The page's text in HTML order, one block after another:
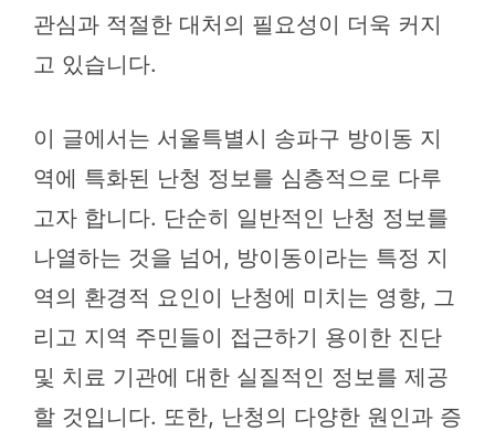
관심과 적절한 대처의 필요성이 더욱 커지
고 있습니다.
이 글에서는 서울특별시 송파구 방이동 지
역에 특화된 난청 정보를 심층적으로 다루
고자 합니다. 단순히 일반적인 난청 정보를
나열하는 것을 넘어, 방이동이라는 특정 지
역의 환경적 요인이 난청에 미치는 영향, 그
리고 지역 주민들이 접근하기 용이한 진단
및 치료 기관에 대한 실질적인 정보를 제공
할 것입니다. 또한, 난청의 다양한 원인과 증